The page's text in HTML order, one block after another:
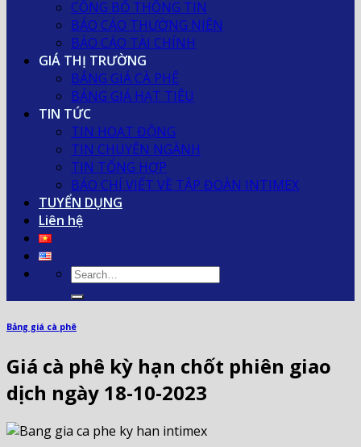
CÔNG BỐ THÔNG TIN
BÁO CÁO THƯỜNG NIÊN
BÁO CÁO TÀI CHÍNH
GIÁ THỊ TRƯỜNG
BẢNG GIÁ CÀ PHÊ
BẢNG GIÁ HẠT TIÊU
TIN TỨC
TIN HOẠT ĐỘNG
TIN CHUYÊN NGÀNH
TIN TỔNG HỢP
BÁO CHÍ VIẾT VỀ TẬP ĐOÀN INTIMEX
TUYỂN DỤNG
Liên hệ
Bảng giá cà phê
Giá cà phê kỳ hạn chốt phiên giao
dịch ngày 18-10-2023